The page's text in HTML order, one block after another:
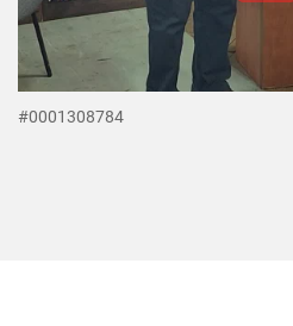
#0001308784